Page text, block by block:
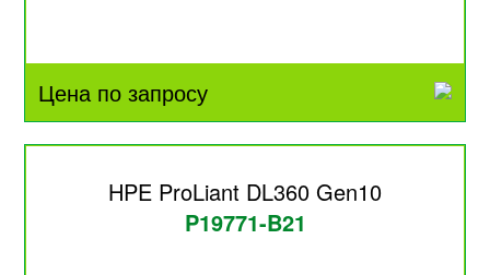
Цена по запросу
HPE ProLiant DL360 Gen10
P19771-B21